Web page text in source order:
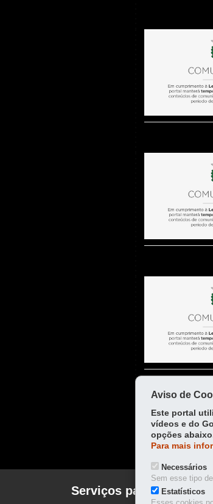
Serviços para você!
Aviso de
Este portal
vídeos e do
opções
Para mais
Necessários
Sem esse tipo
Estatísticos